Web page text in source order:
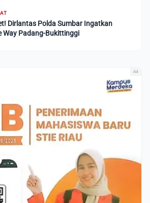
Dirlantas Polda Sumbar Ingatkan
Way Padang-Bukittinggi
Ad